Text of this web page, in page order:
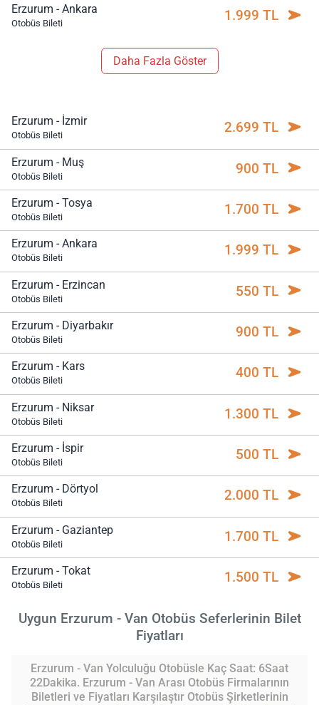
Erzurum - Ankara
Otobüs Bileti 1.999 TL
Daha Fazla Göster
Erzurum - İzmir
Otobüs Bileti 2.699 TL
Erzurum - Muş
Otobüs Bileti 900 TL
Erzurum - Tosya
Otobüs Bileti 1.700 TL
Erzurum - Ankara
Otobüs Bileti 1.999 TL
Erzurum - Erzincan
Otobüs Bileti 550 TL
Erzurum - Diyarbakır
Otobüs Bileti 900 TL
Erzurum - Kars
Otobüs Bileti 400 TL
Erzurum - Niksar
Otobüs Bileti 1.300 TL
Erzurum - İspir
Otobüs Bileti 500 TL
Erzurum - Dörtyol
Otobüs Bileti 2.000 TL
Erzurum - Gaziantep
Otobüs Bileti 1.700 TL
Erzurum - Tokat
Otobüs Bileti 1.500 TL
Uygun Erzurum - Van Otobüs Seferlerinin Bilet
Fiyatları
Erzurum - Van Yolculuğu Otobüsle Kaç Saat: 6Saat
22Dakika. Erzurum - Van Arası Otobüs Firmalarının
Biletleri ve Fiyatları Karşılaştır Otobüs Şirketlerinin